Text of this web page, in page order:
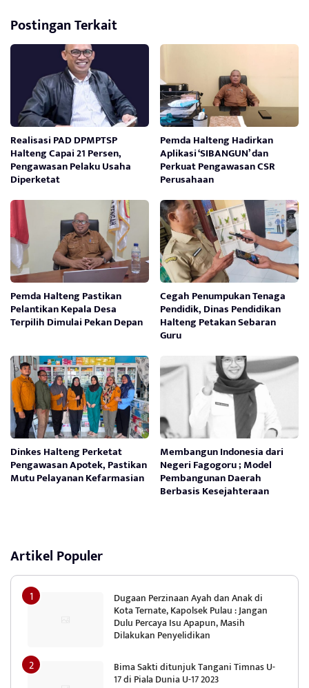
Postingan Terkait
Realisasi PAD DPMPTSP
Halteng Capai 21 Persen,
Pengawasan Pelaku Usaha
Diperketat
Pemda Halteng Hadirkan
Aplikasi ‘SIBANGUN’ dan
Perkuat Pengawasan CSR
Perusahaan
Pemda Halteng Pastikan
Pelantikan Kepala Desa
Terpilih Dimulai Pekan Depan
Cegah Penumpukan Tenaga
Pendidik, Dinas Pendidikan
Halteng Petakan Sebaran
Guru
Dinkes Halteng Perketat
Pengawasan Apotek, Pastikan
Mutu Pelayanan Kefarmasian
Membangun Indonesia dari
Negeri Fagogoru ; Model
Pembangunan Daerah
Berbasis Kesejahteraan
Artikel Populer
Dugaan Perzinaan Ayah dan Anak di
Kota Ternate, Kapolsek Pulau : Jangan
Dulu Percaya Isu Apapun, Masih
Dilakukan Penyelidikan
Bima Sakti ditunjuk Tangani Timnas U-
17 di Piala Dunia U-17 2023